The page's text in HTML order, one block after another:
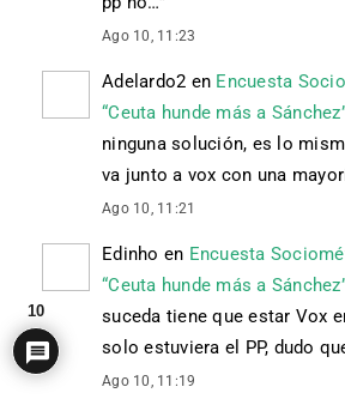
Ago 10, 11:23
Adelardo2 en Encuesta
“Ceuta hunde más a
ninguna solución, es lo
va junto a vox con una
Ago 10, 11:21
Edinho en Encuesta
“Ceuta hunde más a
suceda tiene que estar Vox
solo estuviera el PP, dudo
Ago 10, 11:19
10